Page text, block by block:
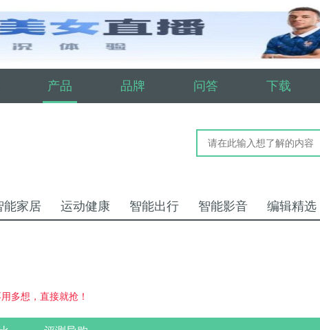
产品 品牌 问答 下载
能家居 运动健康 智能出行 智能影音 编辑精选
多想，直接就抢！